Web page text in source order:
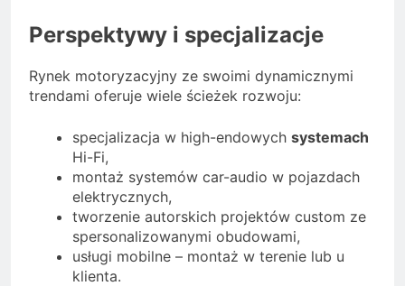
Perspektywy i specjalizacje
Rynek motoryzacyjny ze swoimi dynamicznymi
trendami oferuje wiele ścieżek rozwoju:
specjalizacja w high-endowych systemach
Hi-Fi,
montaż systemów car-audio w pojazdach
elektrycznych,
tworzenie autorskich projektów custom ze
spersonalizowanymi obudowami,
usługi mobilne – montaż w terenie lub u
klienta.